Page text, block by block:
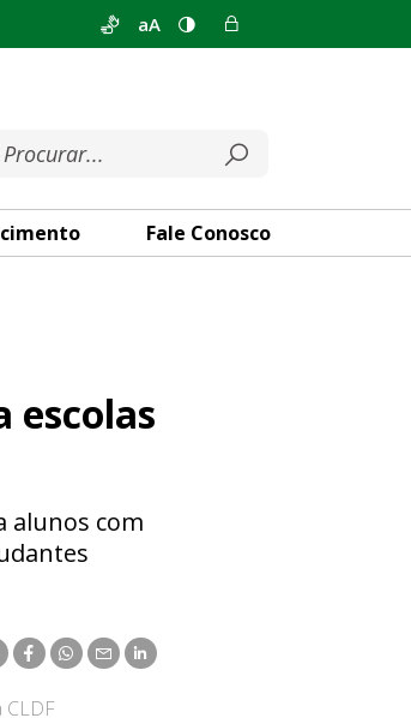
aA
Fale Conosco
escolas
alunos com
CLDF